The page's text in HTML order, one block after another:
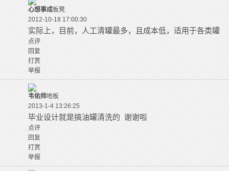
心想事成板凳
2012-10-18 17:00:30
实际上，目前，人工清罐最多，且成本低，适用于各类罐
点评
回复
打赏
举报
韦佑帅地板
2013-1-4 13:26:25
毕业设计就是搞油罐清洗的 谢谢啦
点评
回复
打赏
举报